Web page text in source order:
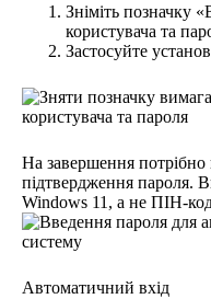
Зніміть позначку
користувача та
Застосуйте
На завершення потрібно
підтвердження пароля.
Windows 11, а не ПІН-
Автоматичний вхід